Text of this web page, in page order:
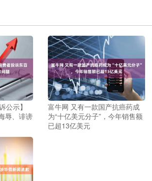
公示】
辱、诽谤
富牛网 又有一款国产抗癌药成
为“十亿美元分子”，今年销售额
已超13亿美元